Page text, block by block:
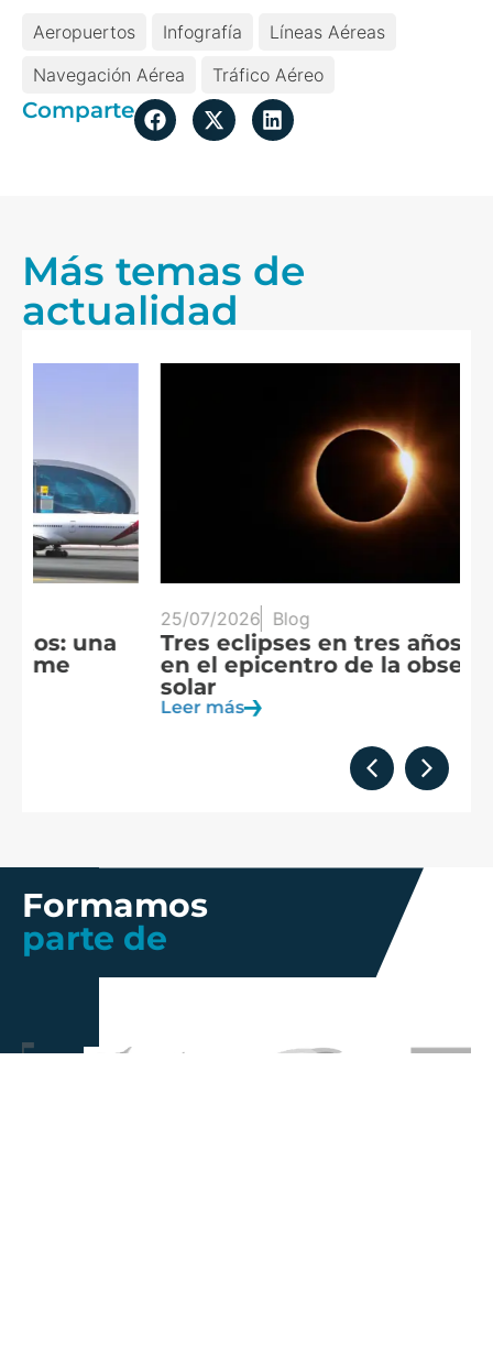
Aeropuertos Infografía
Líneas Aéreas
Navegación Aérea
Tráfico Aéreo
Comparte
Más temas de
actualidad
Blog
Tres eclipses en tres años: España
en el epicentro de la observación
Formamos
parte de